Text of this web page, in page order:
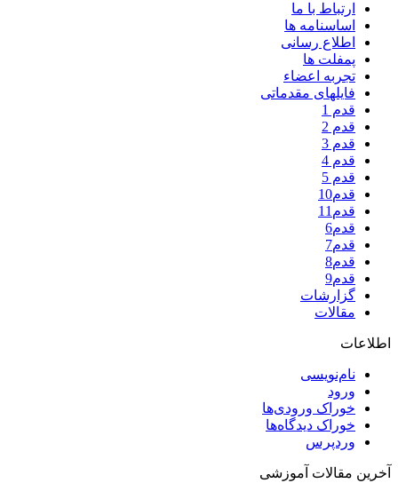
ارتباط با ما
اساسنامه ها
اطلاع رسانی
پمفلت ها
تجربه اعضاء
فایلهای مقدماتی
قدم 1
قدم 2
قدم 3
قدم 4
قدم 5
قدم10
قدم11
قدم6
قدم7
قدم8
قدم9
گزارشات
مقالات
اطلاعات
نام‌نویسی
ورود
خوراک ورودی‌ها
خوراک دیدگاه‌ها
وردپرس
آخرین مقالات آموزشی